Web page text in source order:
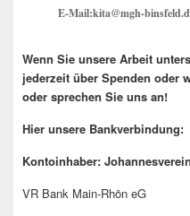
E-Mail:kita@mgh-
Wenn Sie unsere Arbeit
jederzeit über Spenden oder
oder sprechen Sie uns an!
Hier unsere Bankverbindung:
Kontoinhaber:
VR Bank Main-Rhön eG